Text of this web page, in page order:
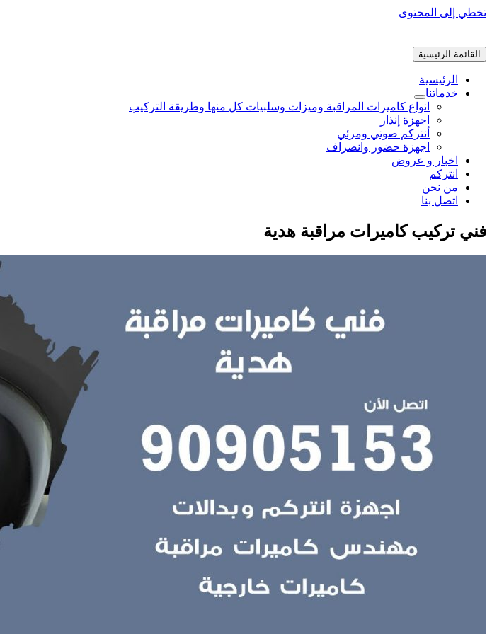
تخطي إلى المحتوى
القائمة الرئيسية
الرئيسية
خدماتنا
انواع كاميرات المراقبة وميزات وسلبيات كل منها وطريقة التركيب
اجهزة إنذار
أنتركم صوتي ومرئي
اجهزة حضور وانصراف
اخبار و عروض
انتركم
من نحن
اتصل بنا
فني تركيب كاميرات مراقبة هدية